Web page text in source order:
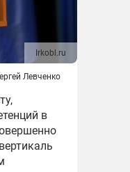
Irkobl.ru
Левченко
в